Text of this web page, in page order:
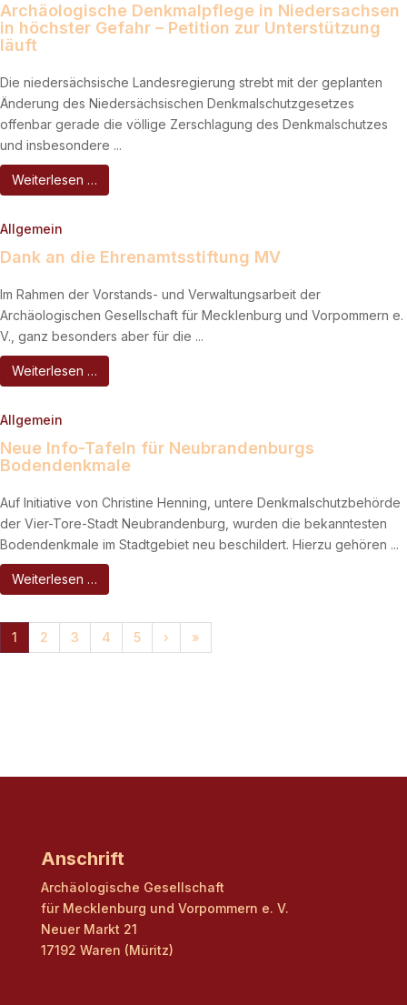
Archäologische Denkmalpflege in Niedersachsen
in höchster Gefahr – Petition zur Unterstützung
läuft
Die niedersächsische Landesregierung strebt mit der geplanten
Änderung des Niedersächsischen Denkmalschutzgesetzes
offenbar gerade die völlige Zerschlagung des Denkmalschutzes
und insbesondere ...
Weiterlesen …
Allgemein
Dank an die Ehrenamtsstiftung MV
Im Rahmen der Vorstands- und Verwaltungsarbeit der
Archäologischen Gesellschaft für Mecklenburg und Vorpommern e.
V., ganz besonders aber für die ...
Weiterlesen …
Allgemein
Neue Info-Tafeln für Neubrandenburgs
Bodendenkmale
Auf Initiative von Christine Henning, untere Denkmalschutzbehörde
der Vier-Tore-Stadt Neubrandenburg, wurden die bekanntesten
Bodendenkmale im Stadtgebiet neu beschildert. Hierzu gehören ...
Weiterlesen …
1 2 3 4 5 › »
Anschrift
Archäologische Gesellschaft
für Mecklenburg und Vorpommern e. V.
Neuer Markt 21
17192 Waren (Müritz)